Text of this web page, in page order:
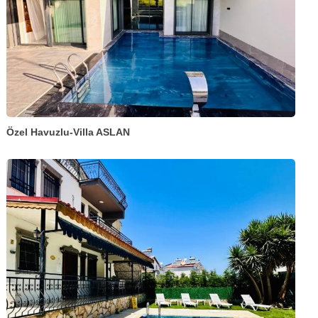
Özel Havuzlu-Villa ASLAN